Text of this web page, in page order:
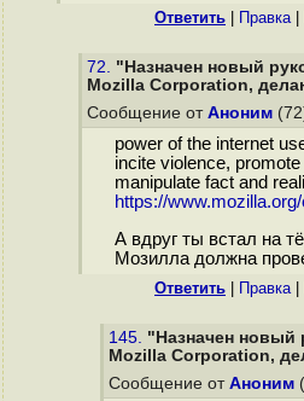
Ответить Правка|
72. "Назначен новый
Mozilla Corporation,
Сообщение от Аноним
power of the internet
incite violence,
manipulate fact and
https://
А вдруг ты встал на
Мозилла должна
Ответить Правка|
145. "Назначен новый
Mozilla Corporation,
Сообщение от Аноним